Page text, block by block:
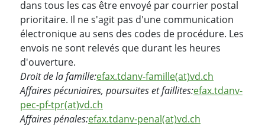
dans tous les cas être envoyé par courrier postal
prioritaire. Il ne s'agit pas d'une communication
électronique au sens des codes de procédure. Les
envois ne sont relevés que durant les heures
d'ouverture.
Droit de la famille:efax.tdanv-famille(at)vd.ch
Affaires pécuniaires, poursuites et faillites:efax.tdanv-
pec-pf-tpr(at)vd.ch
Affaires pénales:efax.tdanv-penal(at)vd.ch